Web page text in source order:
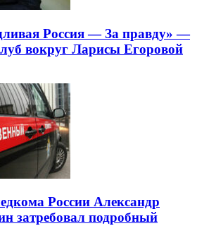
Россия — За правду» —
вокруг Ларисы Егоровой
России Александр
затребовал подробный